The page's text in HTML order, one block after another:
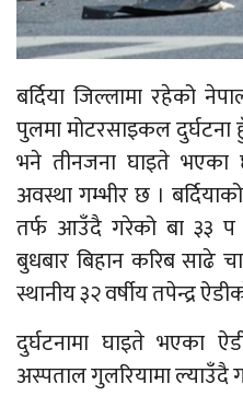
बर्दिया जिल्लामा रहेको
पुलमा मोटरसाइकल
भने तीनजना घाइते
अवस्था गम्भीर छ ।
तर्फ आउँदै गरेको बा ३३ प
बुधबार बिहान करिब साढे
स्थानीय ३२ वर्षीय तपेन्द्र
दुर्घटनामा घाइते भएका
अस्पताल गुलरियामा ल्याउँदै